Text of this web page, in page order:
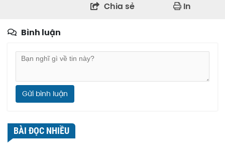
Chia sẻ In
Bình luận
Gửi bình luận
BÀI ĐỌC NHIỀU